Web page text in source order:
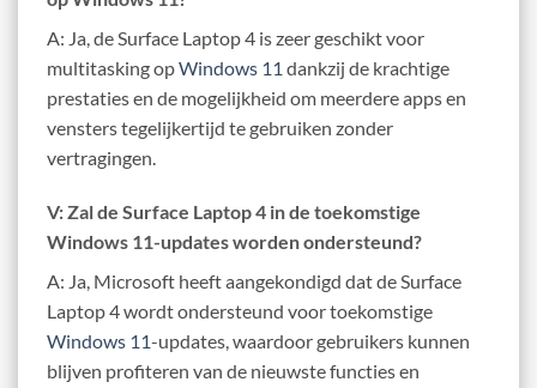
A: Ja, de Surface Laptop 4 is zeer geschikt voor
multitasking opWindows 11 dankzij de krachtige
prestaties en de mogelijkheid om meerdere apps en
vensters tegelijkertijd te gebruiken zonder
vertragingen.
V: Zal de Surface Laptop 4 in de toekomstige
Windows 11-updates worden ondersteund?
A: Ja, Microsoft heeft aangekondigd dat de Surface
Laptop 4 wordt ondersteund voor toekomstige
Windows 11-updates, waardoor gebruikers kunnen
blijven profiteren van de nieuwste functies en